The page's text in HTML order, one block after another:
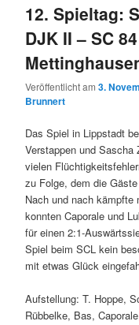
12. Spieltag:
DJK II – SC 84
Veröffentlicht am3.
Brunnert
Das Spiel in Lippstadt
Verstappen und
vielen
zu Folge, dem die
Nach und nach
konnten Caporale und
für einen 2:1-
Spiel beim SCL kein
mit etwas Glück
Aufstellung: T. Hoppe,
Rübbelke, Bas,